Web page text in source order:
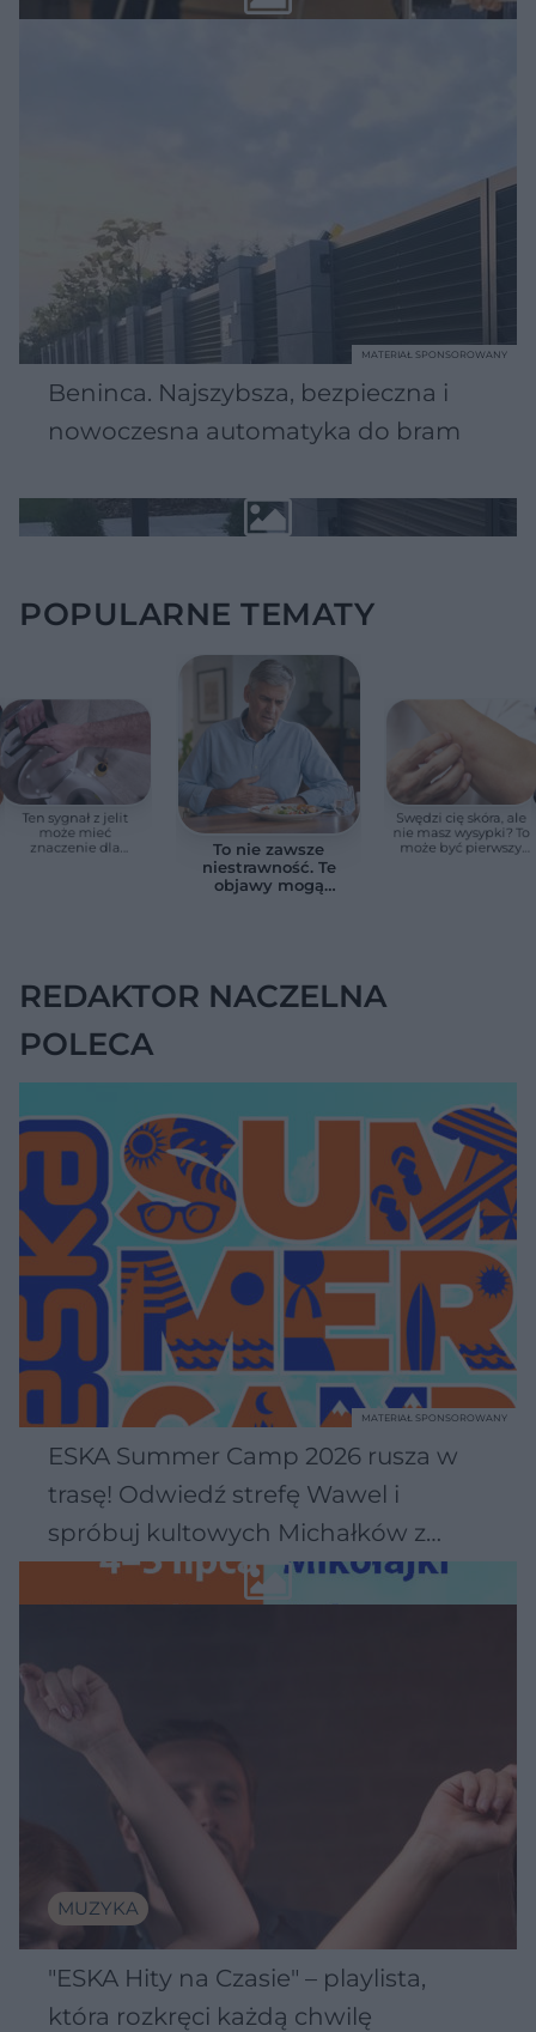
Beninca. Najszybsza, bezpieczna i
nowoczesna automatyka do bram
MATERIAŁ SPONSOROWANY
POPULARNE TEMATY
Ten sygnał z jelit
może mieć
znaczenie dla
To nie zawsze
niestrawność. Te
objawy mogą
Swędzi cię skóra, ale
nie masz wysypki? To
może być pierwszy
REDAKTOR NACZELNA
POLECA
ESKA Summer Camp 2026 rusza w
trasę! Odwiedź strefę Wawel i
spróbuj kultowych Michałków z
Wawelu
MATERIAŁ SPONSOROWANY
MUZYKA
"ESKA Hity na Czasie" – playlista,
która rozkręci każdą chwilę